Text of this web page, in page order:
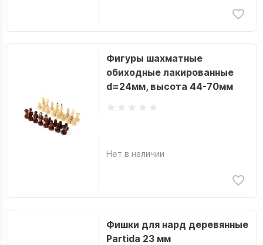
Фигуры шахматные
обиходные лакированные
d=24мм, высота 44-70мм
Нет в наличии
Фишки для нард деревянные
Partida 23 мм